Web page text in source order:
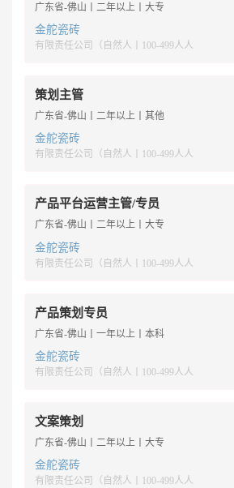
广东省-佛山丨二年以上丨大专
金舵瓷砖
有限责任公司（自然人丨100-499人人
策划主管
广东省-佛山丨二年以上丨其他
金舵瓷砖
有限责任公司（自然人丨100-499人人
产品平台运营主管/专员
广东省-佛山丨二年以上丨大专
金舵瓷砖
有限责任公司（自然人丨100-499人人
产品策划专员
广东省-佛山丨一年以上丨本科
金舵瓷砖
有限责任公司（自然人丨100-499人人
文案策划
广东省-佛山丨二年以上丨大专
金舵瓷砖
有限责任公司（自然人丨100-499人人